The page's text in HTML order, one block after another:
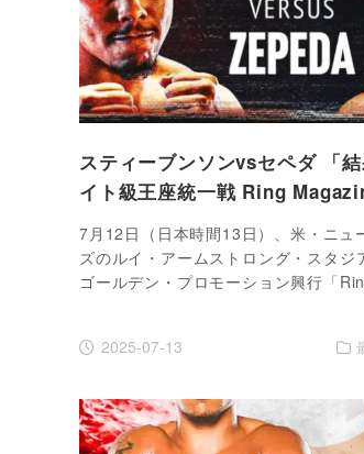
スティーブンソンvsセペダ 「
イト級王座統一戦 Ring
7月12日（日本時間13日）、米・ニュ
ズのルイ・アームストロング・スタジ
ゴールデン・プロモーション興行「
2025-07-13